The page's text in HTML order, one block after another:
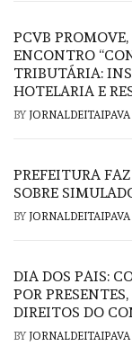
PCVB
ENCONTRO
TRIBUTÁRIA:
HOTELARIA E
BY JORNALDEITAIPAVA
PREFEITURA
SOBRE
BY JORNALDEITAIPAVA
DIA DOS PAIS:
POR
DIREITOS DO
BY JORNALDEITAIPAVA